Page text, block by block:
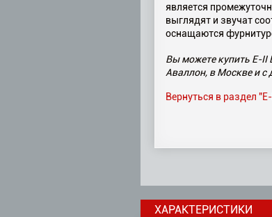
является
выглядят и звучат
оснащаются
Вы можете купить E-II
Аваллон, в Москве и с
Вернуться в раздел
ХАРАКТЕРИСТИКИ